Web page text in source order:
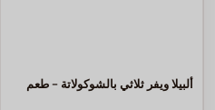
ألبيلا ويفر ثلاثي بالشوكولاتة – طعم